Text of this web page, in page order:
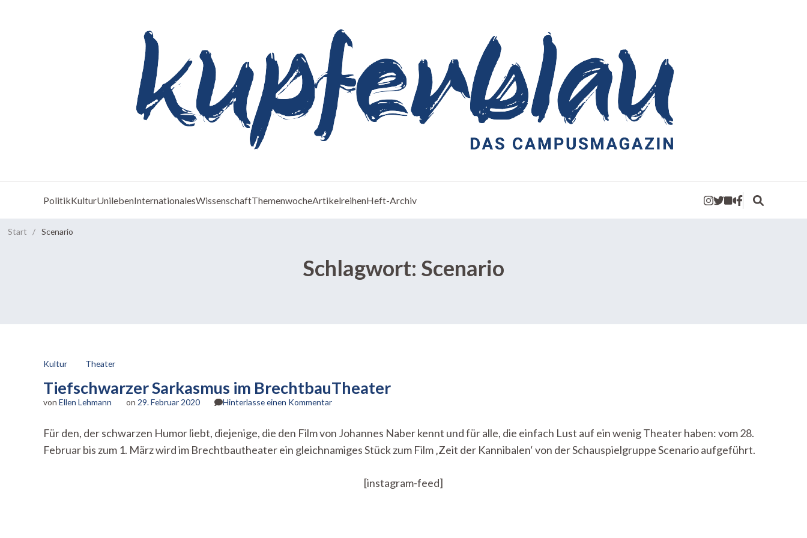
PolitikKulturUnilebenInternationalesWissenschaftThemenwocheArtikelreihenHeft-Archiv
Start / Scenario
Schlagwort: Scenario
Kultur Theater
Tiefschwarzer Sarkasmus im BrechtbauTheater
von Ellen Lehmann on 29. Februar 2020 Hinterlasse einen Kommentarzu
im
BrechtbauTheater
Für den, der schwarzen Humor liebt, diejenige, die den Film von Johannes Naber kennt und für alle, die einfach Lust auf ein wenig Theater haben: vom 28.
Februar bis zum 1. März wird im Brechtbautheater ein gleichnamiges Stück zum Film ‚Zeit der Kannibalen‘ von der Schauspielgruppe Scenario aufgeführt.
[instagram-feed]